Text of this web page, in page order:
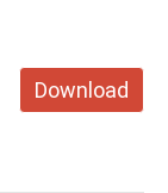
Download